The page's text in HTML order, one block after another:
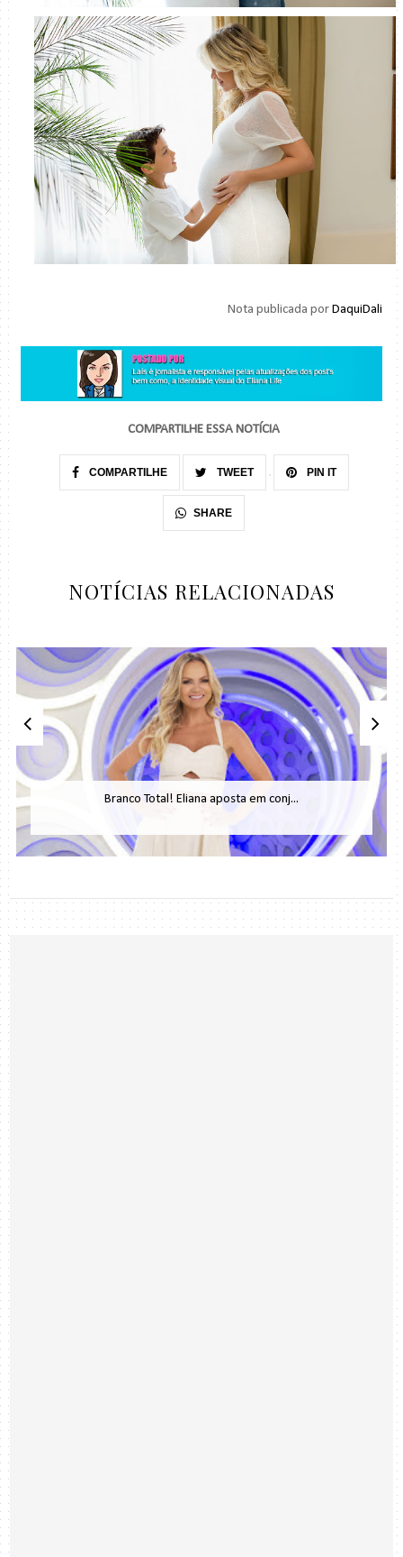
Nota publicada por DaquiDali
COMPARTILHE ESSA NOTÍCIA
COMPARTILHE TWEET PIN IT
SHARE
NOTÍCIAS RELACIONADAS
Branco Total! Eliana aposta em conj...